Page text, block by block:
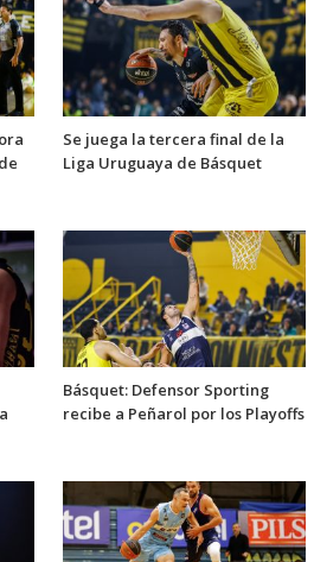
Se juega la tercera final de la
Liga Uruguaya de Básquet
Básquet: Defensor Sporting
recibe a Peñarol por los Playoffs